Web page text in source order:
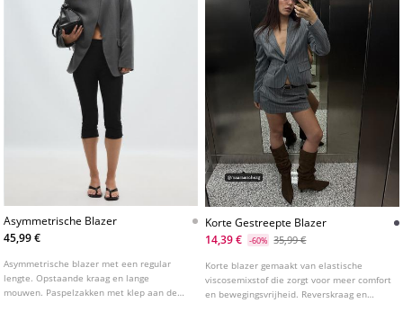
Asymmetrische Blazer
45,99 €
Asymmetrische blazer met een regular
lengte. Opstaande kraag en lange
mouwen. Paspelzakken met klep aan de
Korte Gestreepte Blazer
14,39 €
-60% 35,99 €
Korte blazer gemaakt van elastische
viscosemixstof die zorgt voor meer comfort
en bewegingsvrijheid. Reverskraag en